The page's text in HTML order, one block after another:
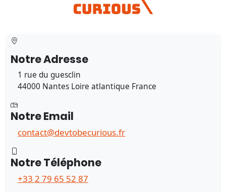
Notre Adresse
1 rue du guesclin
44000 Nantes Loire atlantique France
Notre Email
contact@devtobecurious.fr
Notre Téléphone
+33 2 79 65 52 87